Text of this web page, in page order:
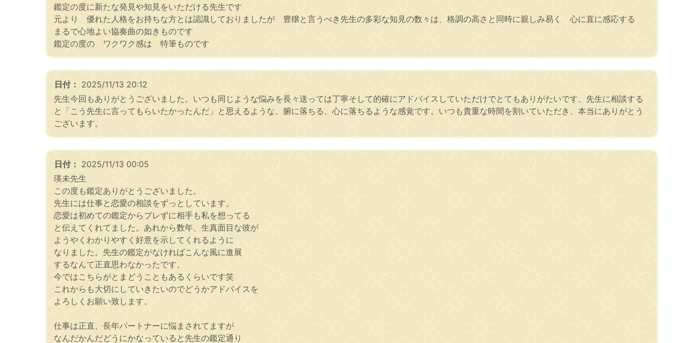
鑑定の度に新たな発見や知見をいただける先生です
元より 優れた人格をお持ちな方とは認識しておりましたが 豊穣と言うべき先生の多彩な知見の数々は、格調の高さと同時に親しみ易く 心に直に感応する
まるで心地よい協奏曲の如きものです
鑑定の度の ワクワク感は 特筆ものです
日付： 2025/11/13 20:12
先生今回もありがとうございました。いつも同じような悩みを長々送っては丁寧そして的確にアドバイスしていただけでとてもありがたいです。先生に相談する
と「こう先生に言ってもらいたかったんだ」と思えるような、腑に落ちる、心に落ちるような感覚です。いつも貴重な時間を割いていただき、本当にありがとう
ございます。
日付： 2025/11/13 00:05
瑛未先生
この度も鑑定ありがとうございました。
先生には仕事と恋愛の相談をずっとしています。
恋愛は初めての鑑定からブレずに相手も私を想ってる
と伝えてくれてました。あれから数年、生真面目な彼が
ようやくわかりやすく好意を示してくれるように
なりました。先生の鑑定がなければこんな風に進展
するなんて正直思わなかったです。
今ではこちらがとまどうこともあるくらいです笑
これからも大切にしていきたいのでどうかアドバイスを
よろしくお願い致します。
仕事は正直、長年パートナーに悩まされてますが
なんだかんだどうにかなっていると先生の鑑定通り